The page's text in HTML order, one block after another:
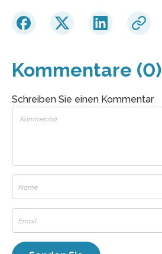
Kommentare (0)
Schreiben Sie einen Kommentar